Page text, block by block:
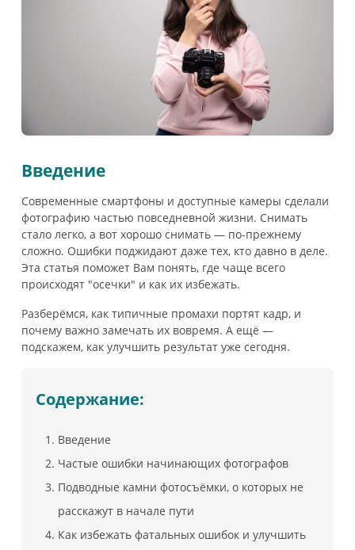
Введение
Современные смартфоны и доступные камеры сделали
фотографию частью повседневной жизни. Снимать
стало легко, а вот хорошо снимать — по-прежнему
сложно. Ошибки поджидают даже тех, кто давно в деле.
Эта статья поможет Вам понять, где чаще всего
происходят "осечки" и как их избежать.
Разберёмся, как типичные промахи портят кадр, и
почему важно замечать их вовремя. А ещё —
подскажем, как улучшить результат уже сегодня.
Содержание:
Введение
Частые ошибки начинающих фотографов
Подводные камни фотосъёмки, о которых не
расскажут в начале пути
Как избежать фатальных ошибок и улучшить